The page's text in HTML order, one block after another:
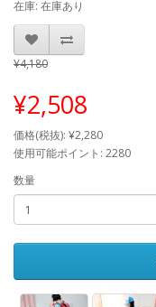
在庫: 在庫あり
¥4,180
¥2,508
価格(税抜): ¥2,280
使用可能ポイント: 2280
数量